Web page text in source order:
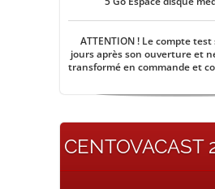
ATTENTION ! Le compte
jours après son ouverture et
transformé en commande et
CENTOVACAST